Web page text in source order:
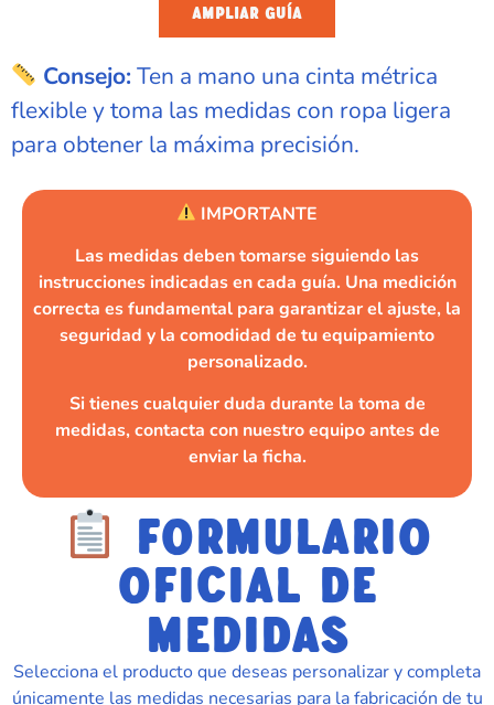
AMPLIAR GUÍA
Consejo:Ten a mano una cinta métrica
flexible y toma las medidas con ropa ligera
para obtener la máxima precisión.
IMPORTANTE
Las medidas deben tomarse siguiendo las
instrucciones indicadas en cada guía. Una medición
correcta es fundamental para garantizar el ajuste, la
seguridad y la comodidad de tu equipamiento
personalizado.
Si tienes cualquier duda durante la toma de
medidas, contacta con nuestro equipo antes de
enviar la ficha.
FORMULARIO
OFICIAL DE
MEDIDAS
Selecciona el producto que deseas personalizar y completa
únicamente las medidas necesarias para la fabricación de tu